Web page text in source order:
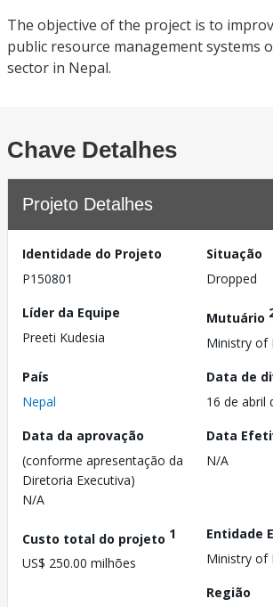
The objective of the project is to
public resource management systems
sector in Nepal.
Chave Detalhes
Projeto Detalhes
Identidade do Projeto
P150801
Situação
Dropped
Líder da Equipe
Preeti Kudesia
Mutuário
Ministry of
País
Nepal
Data de
16 de abril
Data da aprovação
(conforme apresentação da
Diretoria Executiva)
N/A
Data
N/A
Custo total do projeto 1
US$ 250.00 milhões
Entidade
Ministry of
Região